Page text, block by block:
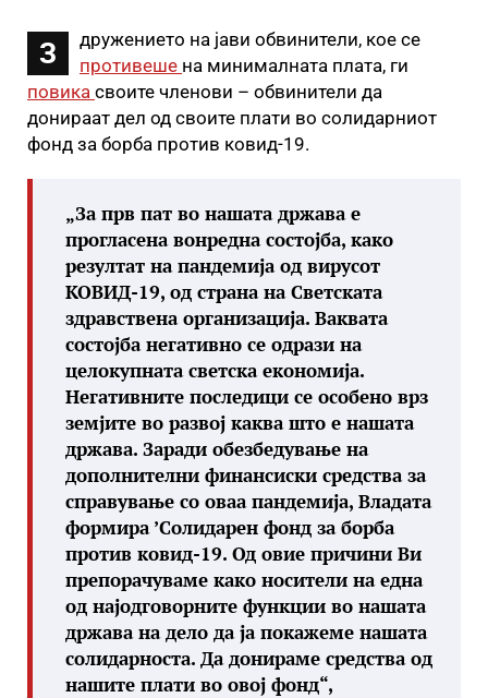
З
дружението на јави обвинители, кое се
противеше на минималната плата, ги
повика своите членови – обвинители да
донираат дел од своите плати во солидарниот
фонд за борба против ковид-19.
„За прв пат во нашата држава е
прогласена вонредна состојба, како
резултат на пандемија од вирусот
КОВИД-19, од страна на Светската
здравствена организација. Ваквата
состојба негативно се одрази на
целокупната светска економија.
Негативните последици се особено врз
земјите во развој каква што е нашата
држава. Заради обезбедување на
дополнителни финансиски средства за
справување со оваа пандемија, Владата
формира ’Солидарен фонд за борба
против ковид-19. Од овие причини Ви
препорачуваме како носители на една
од најодговорните функции во нашата
држава на дело да ја покажеме нашата
солидарноста. Да донираме средства од
нашите плати во овој фонд“,